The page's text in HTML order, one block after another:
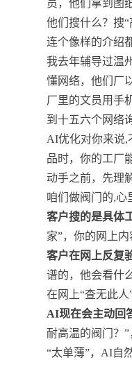
员，他们拿到图
他们搜什么？搜
连个像样的介绍
我去年辅导过温
懂网络，他们厂
厂里的文员用手
到十五六个网络
AI优化对你来说,
品时，你的工厂
动手之前，先理
咱们做阀门的,心
客户搜的是具体
家”，你的网上
客户在网上反复
谱的，他会看什
在网上“查无此人
AI现在会主动回
耐高温的阀门？
“太单薄”，AI自